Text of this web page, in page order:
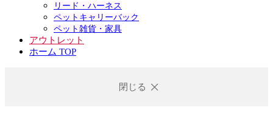
リード・ハーネス
ペットキャリーバック
ペット雑貨・家具
アウトレット
ホーム TOP
閉じる